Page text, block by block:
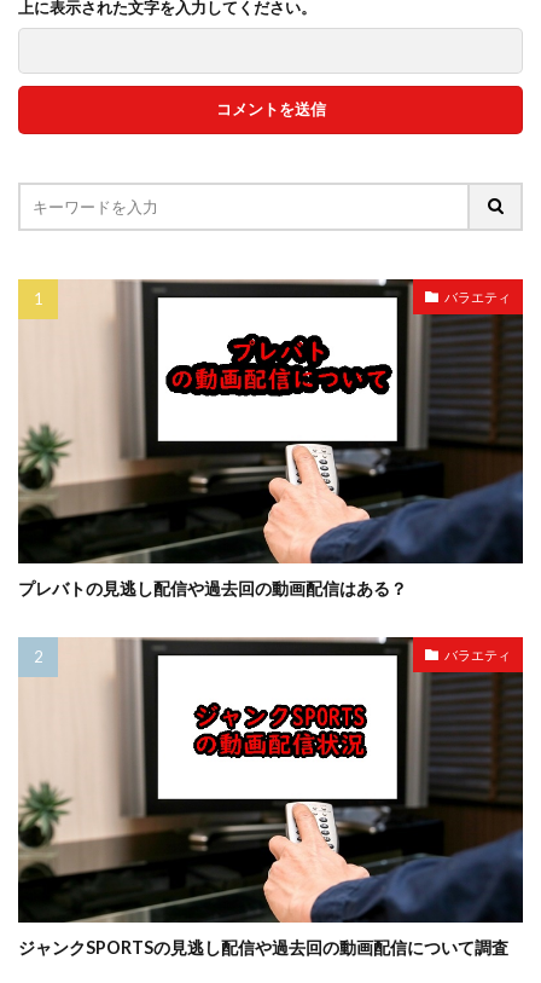
上に表示された文字を入力してください。
バラエティ
プレバトの見逃し配信や過去回の動画配信はある？
バラエティ
ジャンクSPORTSの見逃し配信や過去回の動画配信について調査